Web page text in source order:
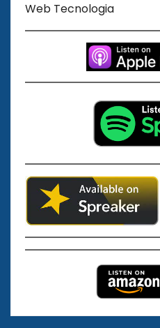
Web Tecnologia